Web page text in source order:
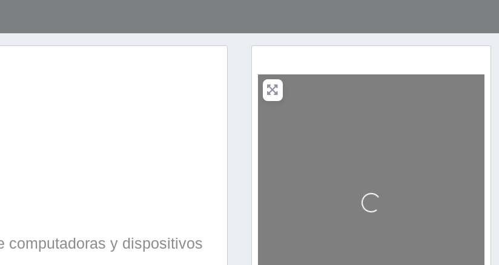
computadoras y dispositivos
Cargando…